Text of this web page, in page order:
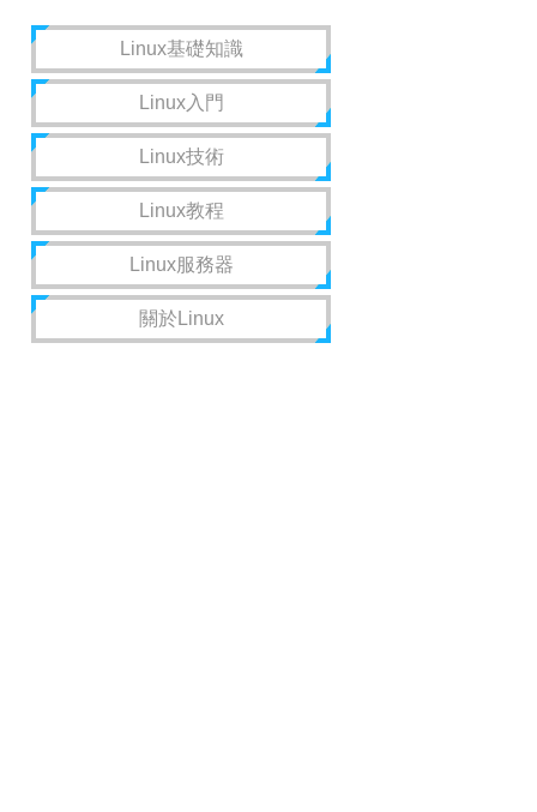
令，linux基礎配置命令
Linux基礎知識
Linux入門
Linux技術
Linux教程
Linux服務器
關於Linux